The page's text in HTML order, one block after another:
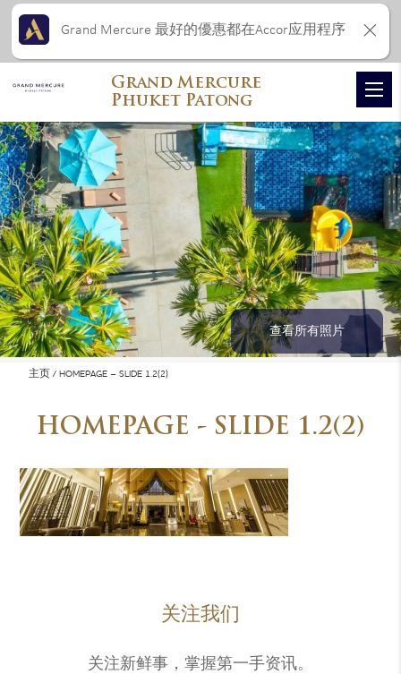
查看所有照片
主页 HOMEPAGE – SLIDE 1.2(2)
HOMEPAGE - SLIDE 1.2(2)
关注我们
关注新鲜事，掌握第一手资讯。
Grand Mercure
Phuket Patong
Grand Mercure 最好的優惠都在Accor应用程序